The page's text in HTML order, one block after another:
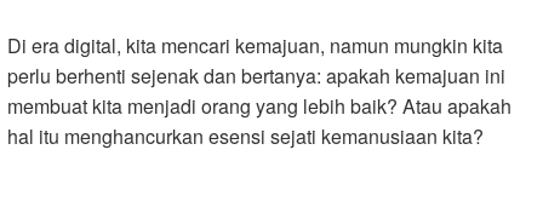
Di era digital, kita mencari kemajuan, namun mungkin kita
perlu berhenti sejenak dan bertanya: apakah kemajuan ini
membuat kita menjadi orang yang lebih baik? Atau apakah
hal itu menghancurkan esensi sejati kemanusiaan kita?